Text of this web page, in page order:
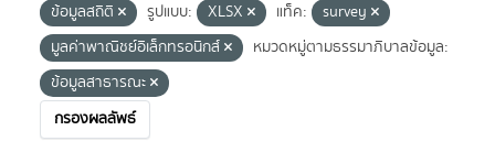
ข้อมูลสถิติ
รูปแบบ: XLSX แท็ค:
survey
มูลค่าพาณิชย์อิเล็กทรอนิกส์
หมวดหมู่ตามธรรมาภิบาลข้อมูล:
ข้อมูลสาธารณะ
กรองผลลัพธ์